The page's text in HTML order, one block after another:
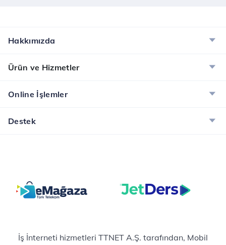
Hakkımızda
Ürün ve Hizmetler
Online İşlemler
Destek
İş İnterneti hizmetleri TTNET A.Ş. tarafından, Mobil